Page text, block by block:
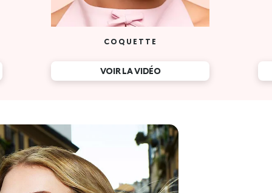
COQUETTE
VOIR LA VIDÉO